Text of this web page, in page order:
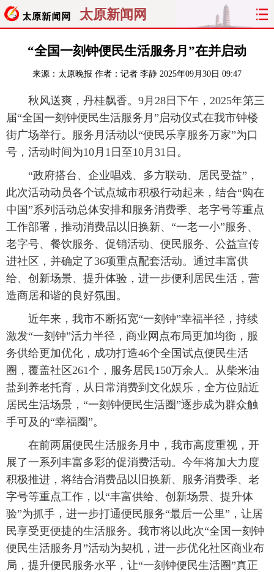
太原新闻网
首页 聚焦 太原 山西
经济 关注 文明 出行
纵横 曝光 综合 专题
旅游 理财 政务 教育
看天下 晋月读 最太原 网罗民生
太原日报 太原晚报 热评 社区
“全国一刻钟便民生活服务月”在并启动
来源： 太原晚报 作者：记者 李静 2025年09月30日 09:47
秋风送爽，丹桂飘香。9月28日下午，2025年第三
届“全国一刻钟便民生活服务月”启动仪式在我市钟楼
街广场举行。服务月活动以“便民乐享服务万家”为口
号，活动时间为10月1日至10月31日。
“政府搭台、企业唱戏、多方联动、居民受益”，
此次活动动员各个试点城市积极行动起来，结合“购在
中国”系列活动总体安排和服务消费季、老字号等重点
工作部署，推动消费品以旧换新、“一老一小”服务、
老字号、餐饮服务、促销活动、便民服务、公益宣传
进社区，并确定了36项重点配套活动。通过丰富供
给、创新场景、提升体验，进一步便利居民生活，营
造商居和谐的良好氛围。
近年来，我市不断拓宽“一刻钟”幸福半径，持续
激发“一刻钟”活力半径，商业网点布局更加均衡，服
务供给更加优化，成功打造46个全国试点便民生活
圈，覆盖社区261个，服务居民150万余人。从柴米油
盐到养老托育，从日常消费到文化娱乐，全方位贴近
居民生活场景，“一刻钟便民生活圈”逐步成为群众触
手可及的“幸福圈”。
在前两届便民生活服务月中，我市高度重视，开
展了一系列丰富多彩的促消费活动。今年将加大力度
积极推进，将结合消费品以旧换新、服务消费季、老
字号等重点工作，以“丰富供给、创新场景、提升体
验”为抓手，进一步打通便民服务“最后一公里”，让居
民享受更便捷的生活服务。我市将以此次“全国一刻钟
便民生活服务月”活动为契机，进一步优化社区商业布
局，提升便民服务水平，让“一刻钟便民生活圈”真正